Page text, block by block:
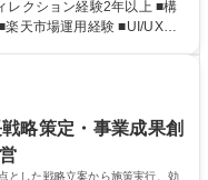
上目標設定・KPI分析・改善
■マーケ・商品企画等との連
レクション経験2年以上 ■構
略策定・事業成果創
とした戦略立案から施策実行、効